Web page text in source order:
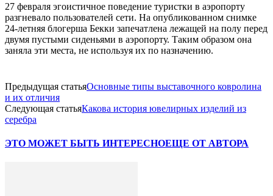
27 февраля эгоистичное поведение туристки в аэропорту
разгневало пользователей сети. На опубликованном снимке
24-летняя блогерша Бекки запечатлена лежащей на полу перед
двумя пустыми сиденьями в аэропорту. Таким образом она
заняла эти места, не используя их по назначению.
Предыдущая статьяОсновные типы выставочного ковролина
и их отличия
Следующая статьяКакова история ювелирных изделий из
серебра
ЭТО МОЖЕТ БЫТЬ ИНТЕРЕСНОЕЩЕ ОТ АВТОРА